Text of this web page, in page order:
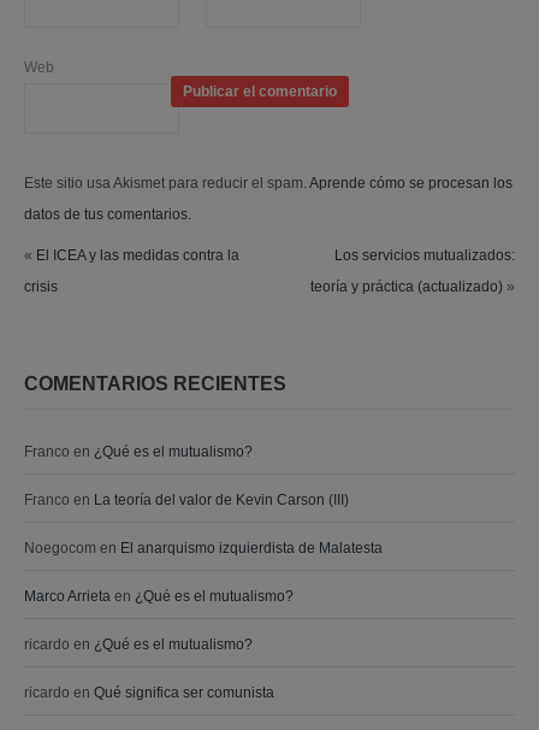
Web
Este sitio usa Akismet para reducir el spam. Aprende cómo se procesan los
datos de tus comentarios.
« El ICEA y las medidas contra la
crisis
Los servicios mutualizados:
teoría y práctica (actualizado) »
COMENTARIOS RECIENTES
Franco en ¿Qué es el mutualismo?
Franco en La teoría del valor de Kevin Carson (III)
Noegocom en El anarquismo izquierdista de Malatesta
Marco Arrieta en ¿Qué es el mutualismo?
ricardo en ¿Qué es el mutualismo?
ricardo en Qué significa ser comunista